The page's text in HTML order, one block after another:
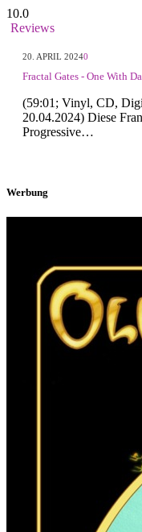
10.0
Reviews
20. APRIL 20240
Fractal Gates - One With
(59:01; Vinyl, CD,
20.04.2024) Diese
Progressive…
Werbung